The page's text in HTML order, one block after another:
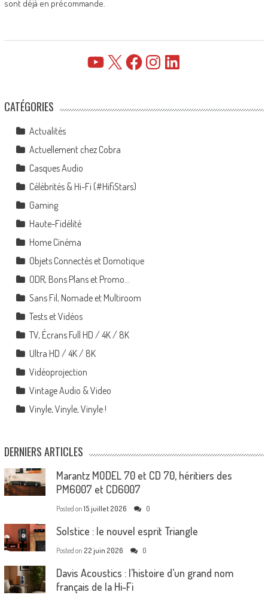
sont déjà en précommande.
YouTube FacebookInstagramLinkedIn
CATÉGORIES
Actualités
Actuellement chez Cobra
Casques Audio
Célébrités & Hi-Fi (#HifiStars)
Gaming
Haute-Fidélité
Home Cinéma
Objets Connectés et Domotique
ODR, Bons Plans et Promo…
Sans Fil, Nomade et Multiroom
Tests et Vidéos
TV, Écrans Full HD / 4K / 8K
Ultra HD / 4K / 8K
Vidéoprojection
Vintage Audio & Video
Vinyle, Vinyle, Vinyle !
DERNIERS ARTICLES
Marantz MODEL 70 et CD 70, héritiers des
PM6007 et CD6007
Posted on 15 juillet 2026 0
Solstice : le nouvel esprit Triangle
Posted on 22 juin 2026 0
Davis Acoustics : l’histoire d’un grand nom
français de la Hi-Fi